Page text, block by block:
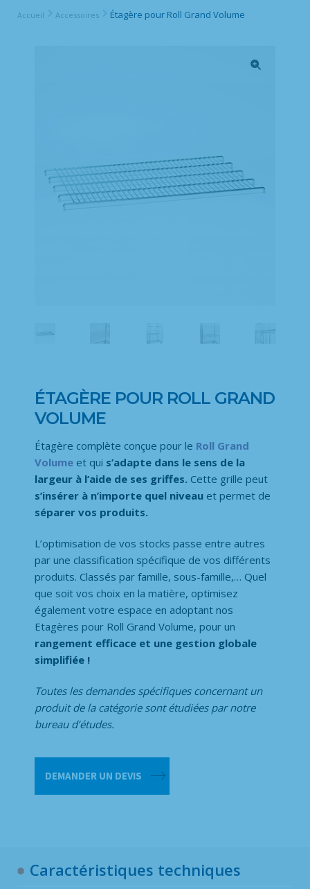
Accueil Accessoires Étagère pour Roll Grand Volume
ÉTAGÈRE POUR ROLL GRAND
VOLUME
Étagère complète conçue pour le Roll Grand
Volume et qui s’adapte dans le sens de la
largeur à l’aide de ses griffes. Cette grille peut
s’insérer à n’importe quel niveau et permet de
séparer vos produits.
L’optimisation de vos stocks passe entre autres
par une classification spécifique de vos différents
produits. Classés par famille, sous-famille,… Quel
que soit vos choix en la matière, optimisez
également votre espace en adoptant nos
Etagères pour Roll Grand Volume, pour un
rangement efficace et une gestion globale
simplifiée !
Toutes les demandes spécifiques concernant un
produit de la catégorie sont étudiées par notre
bureau d’études.
de
Étagère
Volume
DEMANDER UN DEVIS
Caractéristiques techniques